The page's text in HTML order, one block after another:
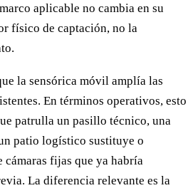
aplicable no cambia en su
físico de captación, no la
la sensórica móvil amplía las
En términos operativos, esto
patrulla un pasillo técnico, una
patio logístico sustituye o
cámaras fijas que ya habría
La diferencia relevante es la